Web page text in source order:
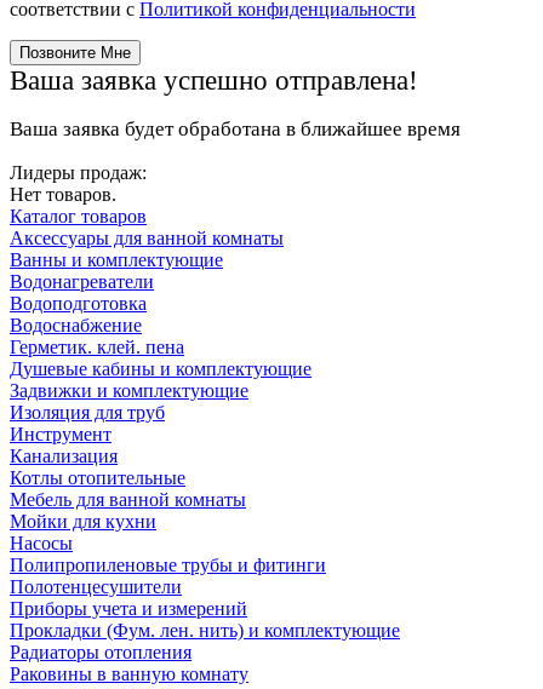
соответствии с Политикой конфиденциальности
Ваша заявка успешно отправлена!
Ваша заявка будет обработана в ближайшее время
Лидеры продаж:
Нет товаров.
Каталог товаров
Аксессуары для ванной комнаты
Ванны и комплектующие
Водонагреватели
Водоподготовка
Водоснабжение
Герметик. клей. пена
Душевые кабины и комплектующие
Задвижки и комплектующие
Изоляция для труб
Инструмент
Канализация
Котлы отопительные
Мебель для ванной комнаты
Мойки для кухни
Насосы
Полипропиленовые трубы и фитинги
Полотенцесушители
Приборы учета и измерений
Прокладки (Фум. лен. нить) и комплектующие
Радиаторы отопления
Раковины в ванную комнату
Россинка-ТВК
Смесители для ванной комнаты
Смесители для кухни
Унитазы. писсуары. биде
Биде
Комплектующие для унитазов и инсталляциий
Писсуары
Развернуть(1)
Герметик. клей. пена
Изоляция для труб
Инструмент
Прокладки (Фум. лен. нить) и комплектующие